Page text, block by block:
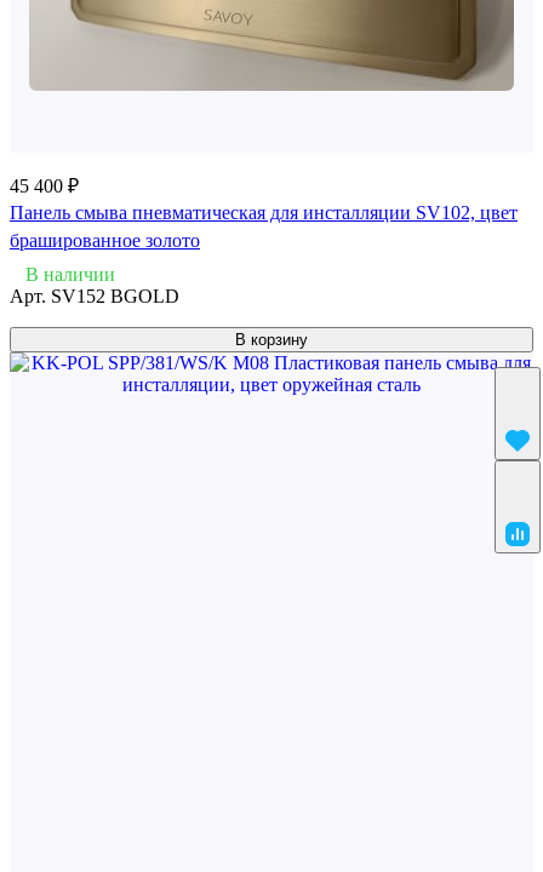
45 400 ₽
Панель смыва пневматическая для инсталляции SV102, цвет
брашированное золото
В наличии
Арт. SV152 BGOLD
В корзину